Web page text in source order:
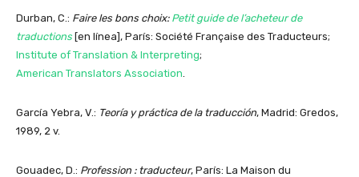
Durban, C.: Faire les bons choix: Petit guide de l’acheteur de
traductions [en línea], París: Société Française des Traducteurs;
Institute of Translation & Interpreting;
American Translators Association
García Yebra, V.: Teoría y práctica de la traducción, Madrid: Gredos,
1989, 2 v.
Gouadec, D.: Profession : traducteur, París: La Maison du